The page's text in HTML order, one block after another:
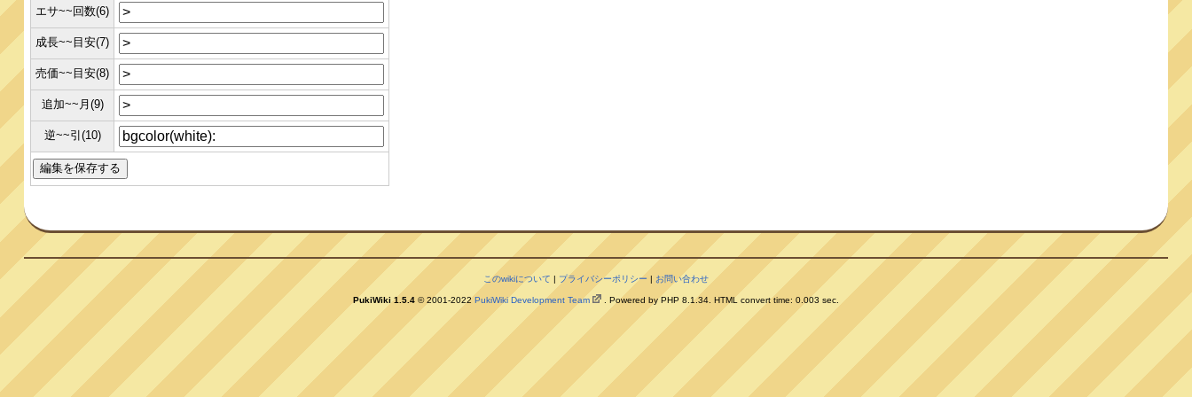
エサ~~回数(6)
成長~~目安(7)
売価~~目安(8)
追加~~月(9)
逆~~引(10)
このwikiについて | プライバシーポリシー | お問い合わせ
PukiWiki 1.5.4 © 2001-2022 PukiWiki Development Team . Powered by PHP 8.1.34. HTML convert time: 0.003 sec.